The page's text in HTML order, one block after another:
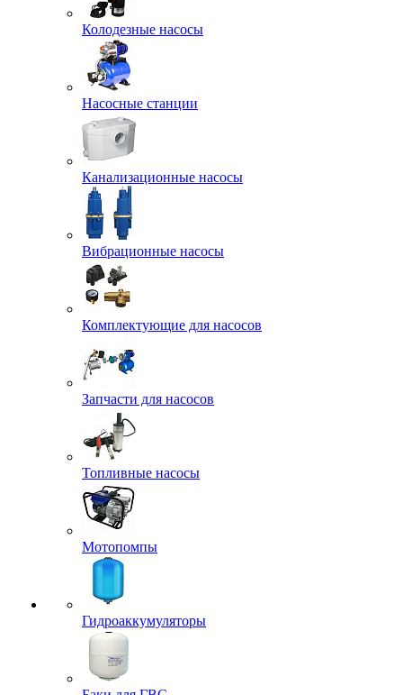
Колодезные насосы
Насосные станции
Канализационные насосы
Вибрационные насосы
Комплектующие для насосов
Запчасти для насосов
Топливные насосы
Мотопомпы
Гидроаккумуляторы